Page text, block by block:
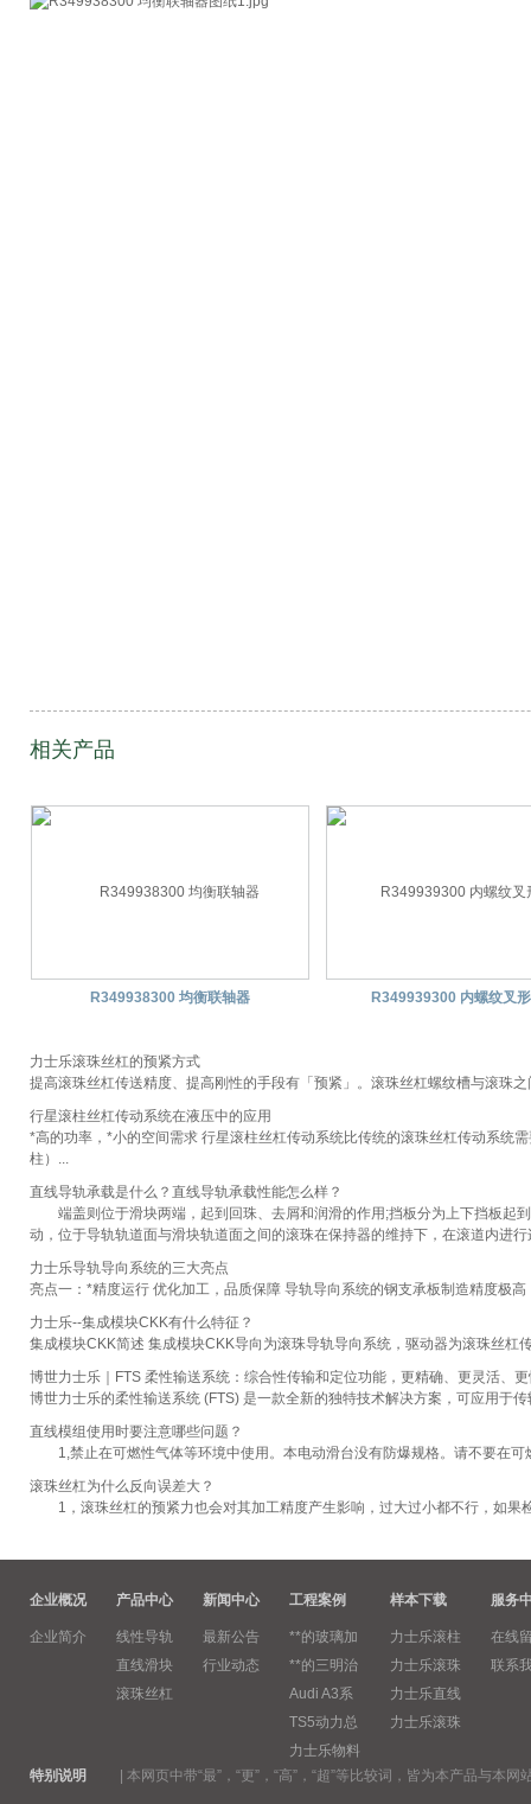
相关产品
R349938300 均衡联轴器 R349939300 内螺纹叉
力士乐滚珠丝杠的预紧方式
提高滚珠丝杠传送精度、提高刚性的手段有「预紧」。滚珠丝杠螺纹槽与滚珠
行星滚柱丝杠传动系统在液压中的应用
*高的功率，*小的空间需求 行星滚柱丝杠传动系统比传统的滚珠丝杠传动系统
柱）...
直线导轨承载是什么？直线导轨承载性能怎么样？
端盖则位于滑块两端，起到回珠、去屑和润滑的作用;挡板分为上下挡板起
动，位于导轨轨道面与滑块轨道面之间的滚珠在保持器的维持下，在滚道内进
力士乐导轨导向系统的三大亮点
亮点一：*精度运行 优化加工，品质保障 导轨导向系统的钢支承板制造精度极
力士乐--集成模块CKK有什么特征？
集成模块CKK简述 集成模块CKK导向为滚珠导轨导向系统，驱动器为滚珠丝
博世力士乐｜FTS 柔性输送系统：综合性传输和定位功能，更精确、更灵活、
博世力士乐的柔性输送系统 (FTS) 是一款全新的独特技术解决方案，可应用于
直线模组使用时要注意哪些问题？
1,禁止在可燃性气体等环境中使用。本电动滑台没有防爆规格。请不要在可
滚珠丝杠为什么反向误差大？
1，滚珠丝杠的预紧力也会对其加工精度产生影响，过大过小都不行，如果
企业概况
企业简介
产品中心
线性导轨
直线滑块
滚珠丝杠
新闻中心
最新公告
行业动态
工程案例
**的玻璃加
**的三明治
Audi A3系
TS5动力总
力士乐物料
样本下载
力士乐滚柱
力士乐滚珠
力士乐直线
力士乐滚珠
服务
在线
联系
特别说明 本网页中带“最”，“更”，“高”，“超”等比较词，皆为本产品与本网